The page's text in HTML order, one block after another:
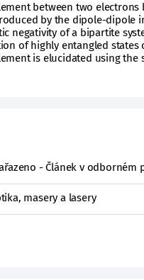
between two
by the dipole-dipole
negativity of a bipartite
of highly entangled
is elucidated using the
- Článek v odborném
masery a lasery